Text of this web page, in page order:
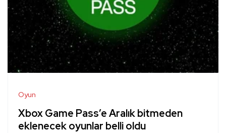
Oyun
Xbox Game Pass’e Aralık bitmeden
eklenecek oyunlar belli oldu